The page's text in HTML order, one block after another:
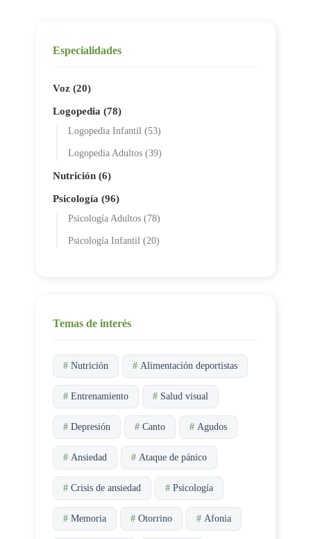
Especialidades
Voz (20)
Logopedia (78)
Logopedia Infantil (53)
Logopedia Adultos (39)
Nutrición (6)
Psicología (96)
Psicología Adultos (78)
Psicología Infantil (20)
Temas de interés
# Nutrición # Alimentación deportistas
# Entrenamiento # Salud visual
# Depresión # Canto # Agudos
# Ansiedad # Ataque de pánico
# Crisis de ansiedad # Psicología
# Memoria # Otorrino # Afonia